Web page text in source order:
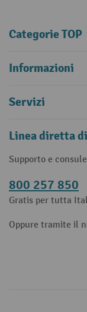
Categorie TOP
Informazioni
Servizi
Linea diretta
Supporto e
800 257 850
Gratis per tutta
Oppure tramite il